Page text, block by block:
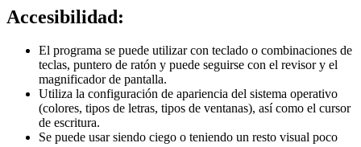
Accesibilidad:
El programa se puede utilizar con teclado o combinaciones de
teclas, puntero de ratón y puede seguirse con el revisor y el
magnificador de pantalla.
Utiliza la configuración de apariencia del sistema operativo
(colores, tipos de letras, tipos de ventanas), así como el cursor
de escritura.
Se puede usar siendo ciego o teniendo un resto visual poco